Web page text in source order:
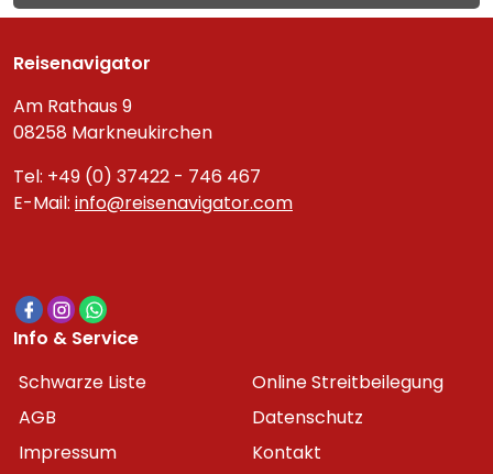
Reisenavigator
Am Rathaus 9
08258 Markneukirchen
Tel: +49 (0) 37422 - 746 467
E-Mail: info@reisenavigator.com
Info & Service
Schwarze Liste
Online Streitbeilegung
AGB
Datenschutz
Impressum
Kontakt